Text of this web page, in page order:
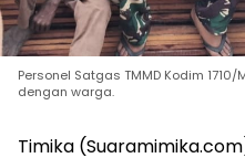
Personel Satgas TMMD Kodim
dengan warga.
Timika